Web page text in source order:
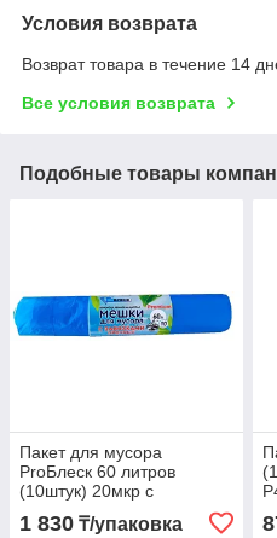
Условия возврата
Возврат товара в течение 14
Все условия возврата
Подобные товары
Пакет для мусора
ProБлеск 60 литров
(10штук) 20мкр с
завязками
1 830 ₸/упаковка